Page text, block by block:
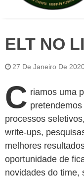
Team
ELT NO
27 De Janeiro De
C riamos uma
processos
write-ups,
melhores
oportunidade de
novidades do time,